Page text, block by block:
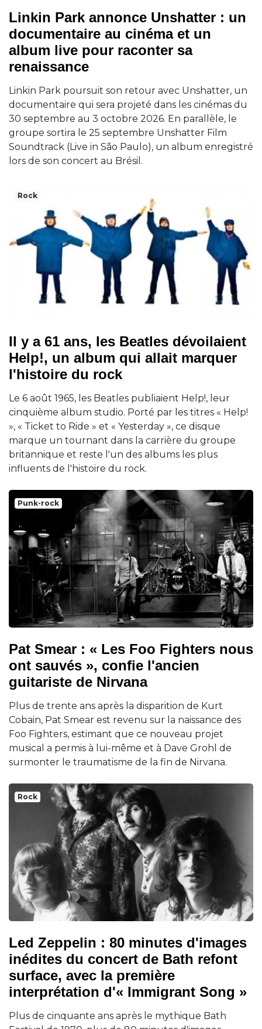
Linkin Park annonce Unshatter : un
documentaire au cinéma et un
album live pour raconter sa
renaissance
Linkin Park poursuit son retour avec Unshatter, un
documentaire qui sera projeté dans les cinémas du
30 septembre au 3 octobre 2026. En parallèle, le
groupe sortira le 25 septembre Unshatter Film
Soundtrack (Live in São Paulo), un album enregistré
lors de son concert au Brésil.
Rock
Il y a 61 ans, les Beatles dévoilaient
Help!, un album qui allait marquer
l'histoire du rock
Le 6 août 1965, les Beatles publiaient Help!, leur
cinquième album studio. Porté par les titres « Help!
», « Ticket to Ride » et « Yesterday », ce disque
marque un tournant dans la carrière du groupe
britannique et reste l'un des albums les plus
influents de l'histoire du rock.
Punk-rock
Pat Smear : « Les Foo Fighters nous
ont sauvés », confie l'ancien
guitariste de Nirvana
Plus de trente ans après la disparition de Kurt
Cobain, Pat Smear est revenu sur la naissance des
Foo Fighters, estimant que ce nouveau projet
musical a permis à lui-même et à Dave Grohl de
surmonter le traumatisme de la fin de Nirvana.
Rock
Led Zeppelin : 80 minutes d'images
inédites du concert de Bath refont
surface, avec la première
interprétation d'« Immigrant Song »
Plus de cinquante ans après le mythique Bath